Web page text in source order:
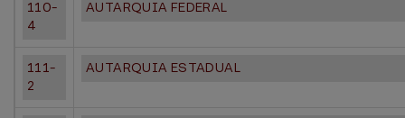
110-
4
AUTARQUIA FEDERAL
111-
2
AUTARQUIA ESTADUAL